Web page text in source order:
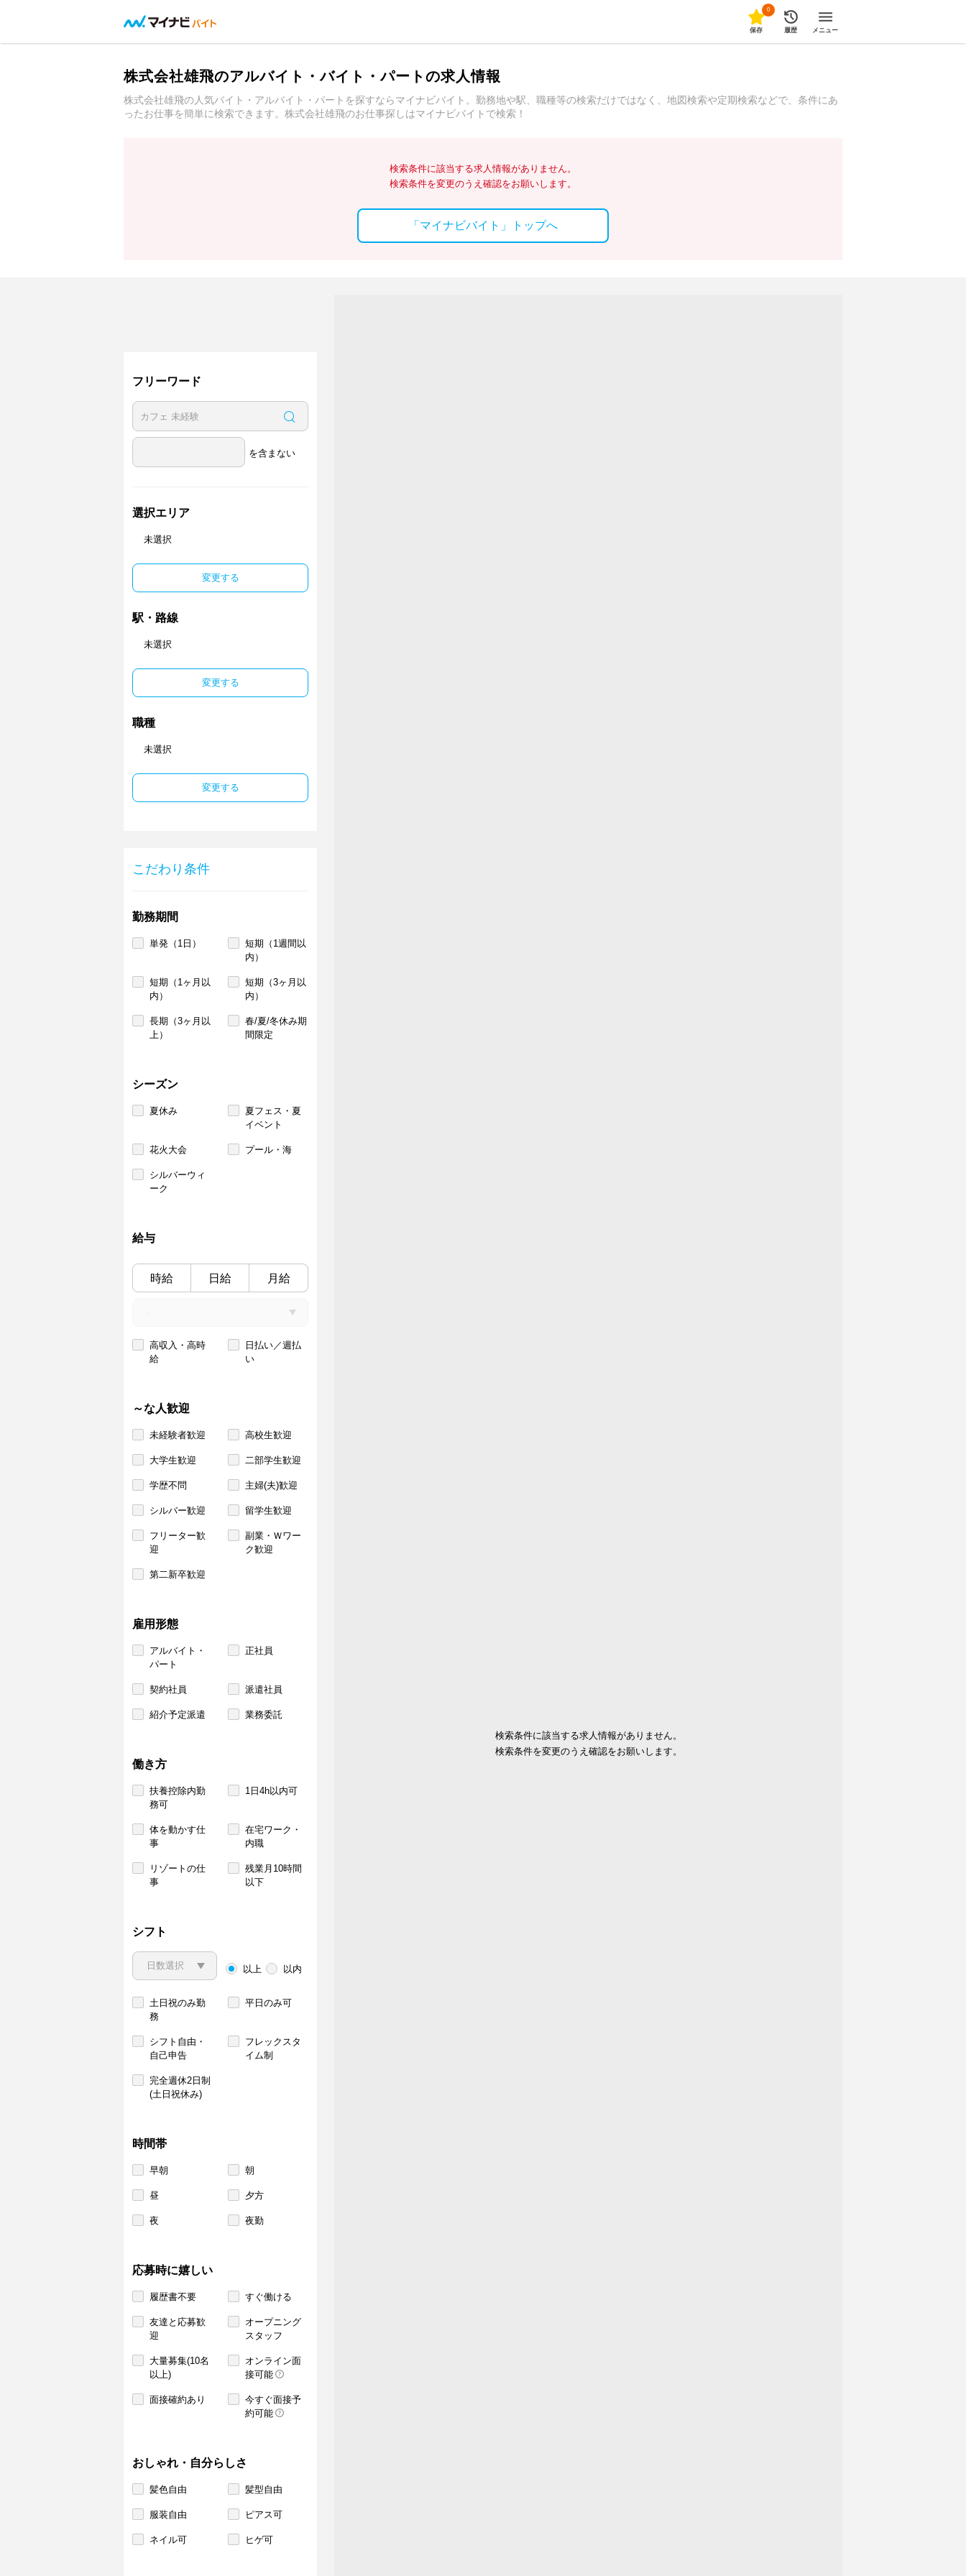
0
保存 履歴 メニュー
株式会社雄飛のアルバイト・バイト・パートの求人情報
株式会社雄飛の人気バイト・アルバイト・パートを探すならマイナビバイト。勤務地や駅、職種等の検索だけではなく、地図検索や定期検索などで、条件にあ
ったお仕事を簡単に検索できます。株式会社雄飛のお仕事探しはマイナビバイトで検索！
検索条件に該当する求人情報がありません。
検索条件を変更のうえ確認をお願いします。
「マイナビバイト」トップへ
フリーワード
を含まない
選択エリア
未選択
変更する
駅・路線
未選択
変更する
職種
未選択
変更する
こだわり条件
勤務期間
単発（1日）
短期（1週間以
内）
短期（1ヶ月以
内）
短期（3ヶ月以
内）
長期（3ヶ月以
上）
春/夏/冬休み期
間限定
シーズン
夏休み
夏フェス・夏
イベント
花火大会 プール・海
シルバーウィ
ーク
給与
時給 日給 月給
高収入・高時
給
日払い／週払
い
～な人歓迎
未経験者歓迎 高校生歓迎
大学生歓迎 二部学生歓迎
学歴不問 主婦(夫)歓迎
シルバー歓迎 留学生歓迎
フリーター歓
迎
副業・Ｗワー
ク歓迎
第二新卒歓迎
雇用形態
アルバイト・
パート
正社員
契約社員 派遣社員
紹介予定派遣 業務委託
働き方
扶養控除内勤
務可
1日4h以内可
体を動かす仕
事
在宅ワーク・
内職
リゾートの仕
事
残業月10時間
以下
シフト
以上 以内
土日祝のみ勤
務
平日のみ可
シフト自由・
自己申告
フレックスタ
イム制
完全週休2日制
(土日祝休み)
時間帯
早朝 朝
昼 夕方
夜 夜勤
応募時に嬉しい
履歴書不要 すぐ働ける
友達と応募歓
迎
オープニング
スタッフ
大量募集(10名
以上)
オンライン面
接可能
面接確約あり
今すぐ面接予
約可能
おしゃれ・自分らしさ
髪色自由 髪型自由
服装自由 ピアス可
ネイル可 ヒゲ可
検索条件に該当する求人情報がありません。
検索条件を変更のうえ確認をお願いします。